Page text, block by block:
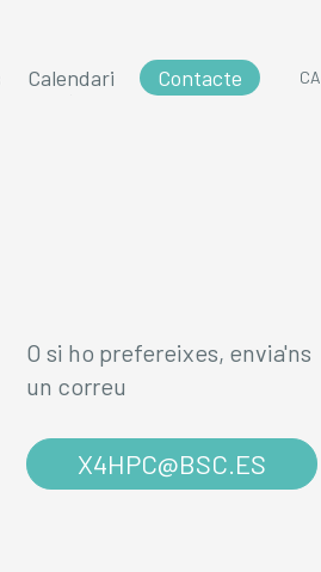
Calendari Contacte CA
O si ho prefereixes, envia'ns
un correu
X4HPC@BSC.ES